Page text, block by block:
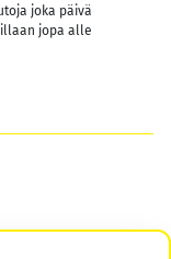
joka päivä
jopa alle